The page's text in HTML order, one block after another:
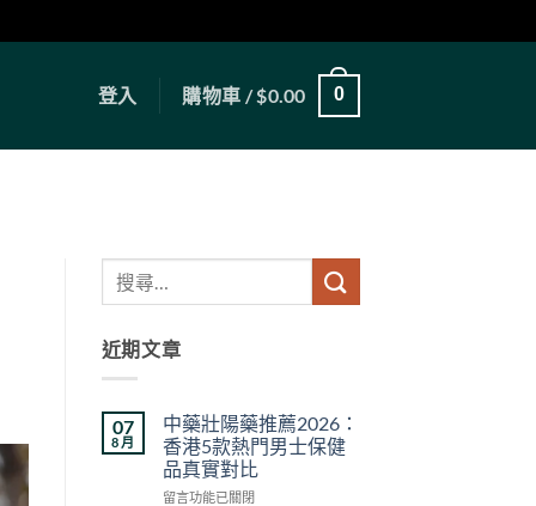
登入 購物車 /$0.00 0
近期文章
07
8 月
中藥壯陽藥推薦2026：
香港5款熱門男士保健
品真實對比
在
留言功能已關閉